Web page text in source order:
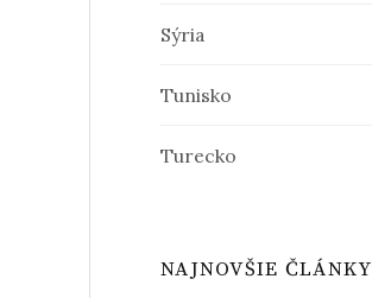
Sýria
Tunisko
Turecko
NAJNOVŠIE ČLÁNKY